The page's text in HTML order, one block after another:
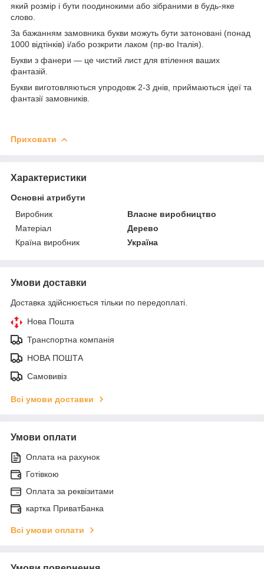
який розмір і бути поодинокими або зібраними в будь-яке
слово.
За бажанням замовника букви можуть бути затоновані (понад
1000 відтінків) і/або розкрити лаком (пр-во Італія).
Букви з фанери — це чистий лист для втілення ваших
фантазій.
Букви виготовляються упродовж 2-3 днів, приймаються ідеї та
фантазії замовників.
Приховати
Характеристики
Основні атрибути
Виробник
Власне виробництво
Матеріал
Дерево
Країна виробник
Україна
Умови доставки
Доставка здійснюється тільки по передоплаті.
Нова Пошта
Транспортна компанія
НОВА ПОШТА
Самовивіз
Всі умови доставки
Умови оплати
Оплата на рахунок
Готівкою
Оплата за реквізитами
картка ПриватБанка
Всі умови оплати